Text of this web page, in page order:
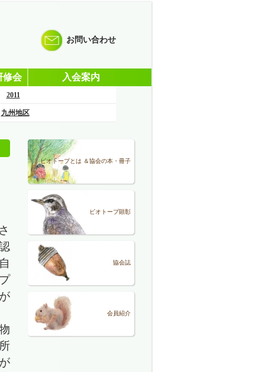
お問い合わせ
修会 入会案内
2011
九州地区
ビオトープとは ＆協会の本・冊子
ビオトープ顕彰
協会誌
会員紹介